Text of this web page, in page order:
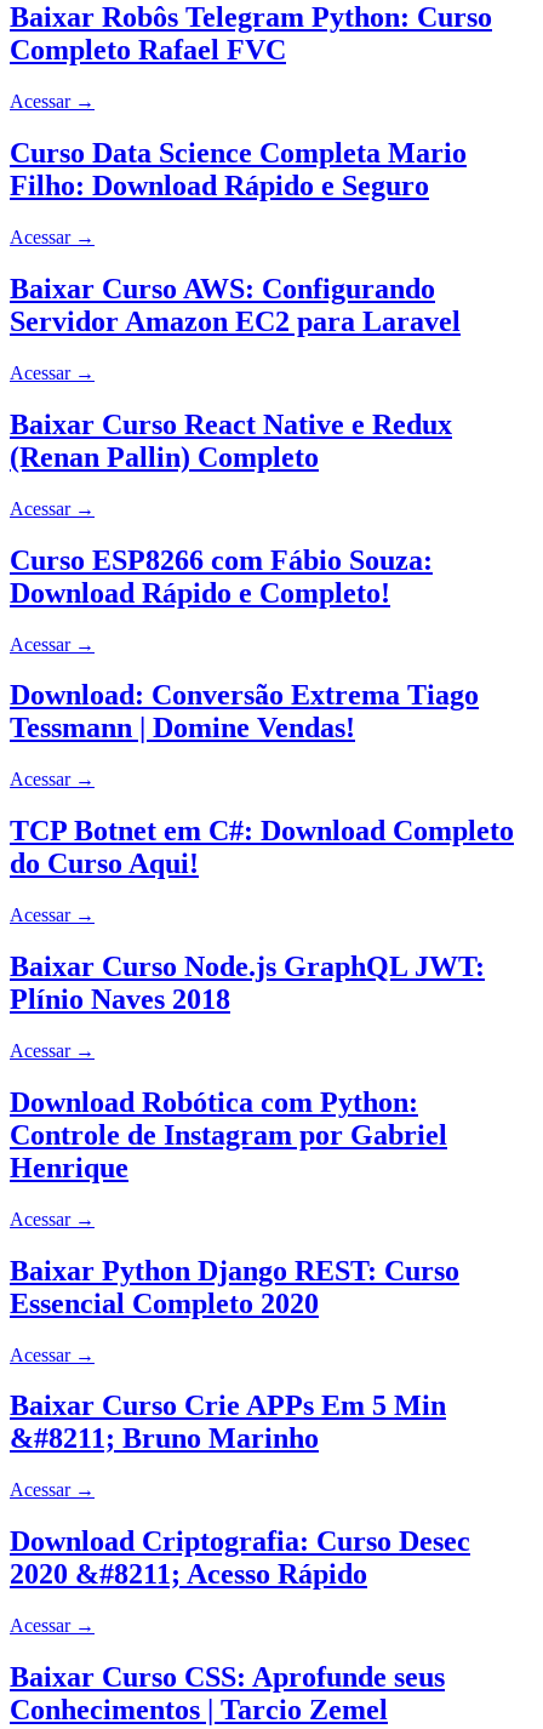
Baixar Robôs Telegram Python: Curso
Completo Rafael FVC
Acessar →
Curso Data Science Completa Mario
Filho: Download Rápido e Seguro
Acessar →
Baixar Curso AWS: Configurando
Servidor Amazon EC2 para Laravel
Acessar →
Baixar Curso React Native e Redux
(Renan Pallin) Completo
Acessar →
Curso ESP8266 com Fábio Souza:
Download Rápido e Completo!
Acessar →
Download: Conversão Extrema Tiago
Tessmann | Domine Vendas!
Acessar →
TCP Botnet em C#: Download Completo
do Curso Aqui!
Acessar →
Baixar Curso Node.js GraphQL JWT:
Plínio Naves 2018
Acessar →
Download Robótica com Python:
Controle de Instagram por Gabriel
Henrique
Acessar →
Baixar Python Django REST: Curso
Essencial Completo 2020
Acessar →
Baixar Curso Crie APPs Em 5 Min
&#8211; Bruno Marinho
Acessar →
Download Criptografia: Curso Desec
2020 &#8211; Acesso Rápido
Acessar →
Baixar Curso CSS: Aprofunde seus
Conhecimentos | Tarcio Zemel